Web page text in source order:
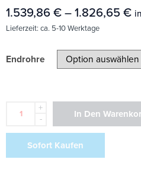
1.539,86 € – 1.826,65 €
Lieferzeit: ca. 5-10 Werktage
Endrohre
+
-
In Den
Sofort Kaufen